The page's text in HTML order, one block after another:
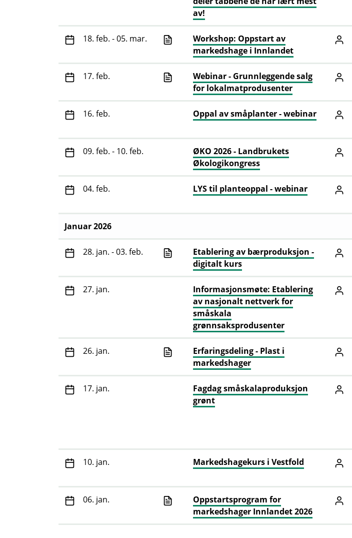
av!
18. feb. - 05. mar.
Workshop: Oppstart av
markedshage i Innlandet
17. feb.
Webinar - Grunnleggende salg
for lokalmatprodusenter
16. feb. Oppal av småplanter - webinar
09. feb. - 10. feb.
ØKO 2026 - Landbrukets
Økologikongress
04. feb. LYS til planteoppal - webinar
Januar 2026
28. jan. - 03. feb.
Etablering av bærproduksjon -
digitalt kurs
27. jan.
Informasjonsmøte: Etablering
av nasjonalt nettverk for
småskala
grønnsaksprodusenter
26. jan.
Erfaringsdeling - Plast i
markedshager
17. jan.
Fagdag småskalaproduksjon
grønt
10. jan. Markedshagekurs i Vestfold
06. jan.
Oppstartsprogram for
markedshager Innlandet 2026